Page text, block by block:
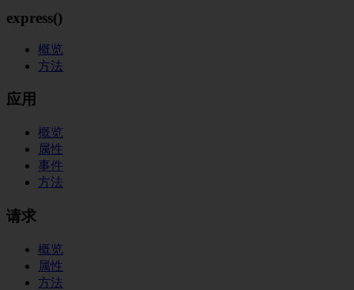
express()
概览
方法
应用
概览
属性
事件
方法
请求
概览
属性
方法